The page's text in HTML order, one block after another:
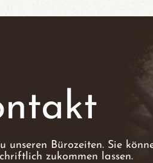
unseren Bürozeiten. Sie
zukommen lassen.